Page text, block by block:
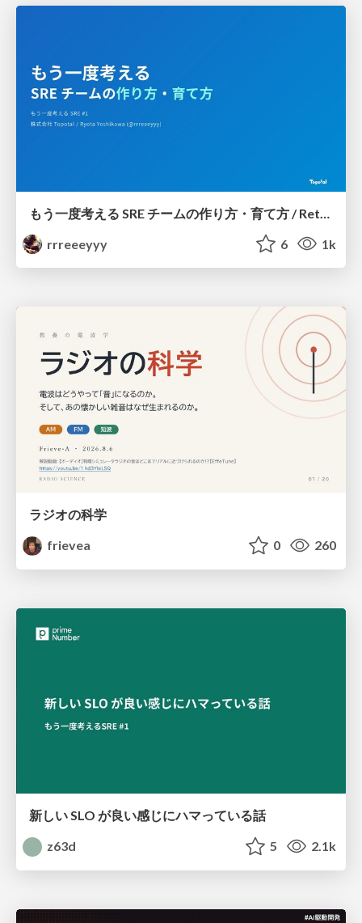
rrreeeyyy
6 1k
ラジオの科学
frievea
0 260
新しい SLO が良い感じにハマっている話
z63d
5 2.1k